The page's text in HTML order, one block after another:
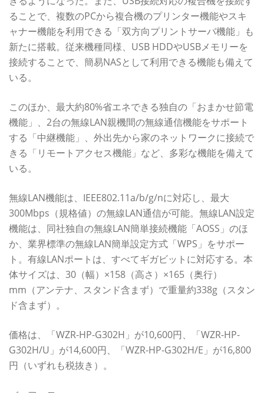
ることで、複数のPCから複合機のプリンター機能やスキ
ャナー機能を利用できる「双方向プリントサーバ機能」も
新たに搭載。従来機種同様、USB HDDやUSBメモリーを
接続することで、簡易NASとして利用できる機能も備えて
いる。
このほか、最大約80%省エネできる独自の「おまかせ節電
機能」、2台の無線LAN親機間の無線通信機能をサポート
する「中継機能」、外出先から家のネットワークに接続で
きる「リモートアクセス機能」など、多彩な機能を備えて
いる。
無線LAN機能は、IEEE802.11a/b/g/nに対応し、最大
300Mbps（規格値）の無線LAN通信が可能。無線LAN設定
機能は、同社独自の無線LAN簡単接続機能「AOSS」のほ
か、業界標準の無線LAN簡単設定方式「WPS」をサポー
ト。有線LANポートは、すべてギガビットに対応する。本
体サイズは、30（幅）×158（高さ）×165（奥行）
mm（アンテナ、スタンド含まず）で重量約338g（スタン
ド含まず）。
価格は、「WZR-HP-G302H」が10,600円、「WZR-HP-
G302H/U」が14,600円、「WZR-HP-G302H/E」が16,800
円（いずれも税抜き）。